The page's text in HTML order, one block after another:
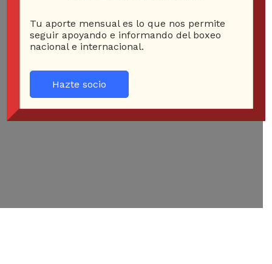
Tu aporte mensual es lo que nos permite
seguir apoyando e informando del boxeo
nacional e internacional.
Hazte socio